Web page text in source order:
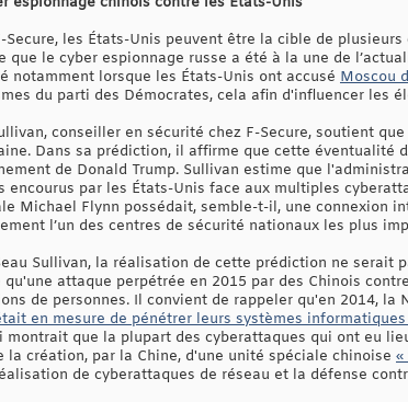
Secure, les États-Unis peuvent être la cible de
que le cyber espionnage russe a été à la une de
notamment lorsque les États-Unis ont accusé Moscou
du parti des Démocrates, cela afin d'influencer les
conseiller en sécurité chez F-Secure, soutient
Dans sa prédiction, il affirme que cette éventualité
de Donald Trump. Sullivan estime que
encourus par les États-Unis face aux multiples
Michael Flynn possédait, semble-t-il, une connexion
l’un des centres de sécurité nationaux les plus
Sullivan, la réalisation de cette prédiction ne serait
qu'une attaque perpétrée en 2015 par des Chinois
de personnes. Il convient de rappeler qu'en 2014,
en mesure de pénétrer leurs systèmes informatiques
montrait que la plupart des cyberattaques qui ont eu
la création, par la Chine, d'une unité spéciale chinoise «
de cyberattaques de réseau et la défense